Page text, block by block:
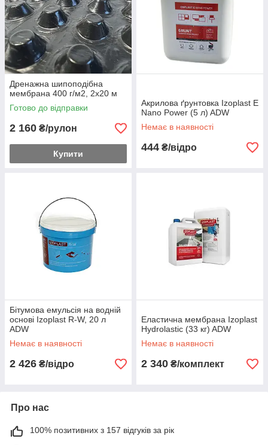
Дренажна шипоподібна
мембрана 400 г/м2, 2х20 м
Готово до відправки
2 160 ₴/рулон
Купити
Акрилова ґрунтовка Izoplast E
Nano Power (5 л) ADW
Немає в наявності
444 ₴/відро
Бітумова емульсія на водній
основі Izoplast R-W, 20 л
ADW
Немає в наявності
2 426 ₴/відро
Еластична мембрана Izoplast
Hydrolastic (33 кг) ADW
Немає в наявності
2 340 ₴/комплект
Про нас
100% позитивних з 157 відгуків за рік